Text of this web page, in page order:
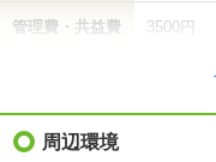
管理費・共益費 3500円
礼金（敷引・償
却金）周辺環境